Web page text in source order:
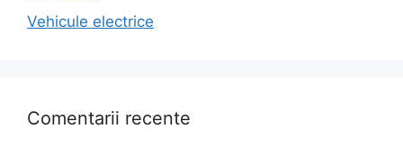
Vehicule electrice
Comentarii recente